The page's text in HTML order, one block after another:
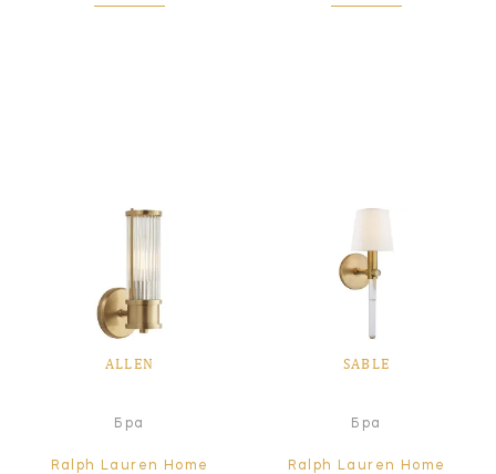
ALLEN
Бра
Ralph Lauren Home
SABLE
Бра
Ralph Lauren Home